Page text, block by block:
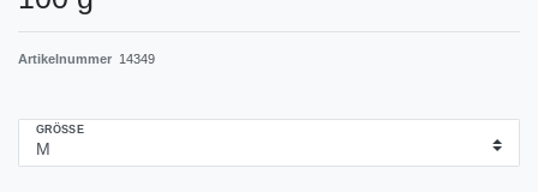
Artikelnummer 14349
GRÖSSE